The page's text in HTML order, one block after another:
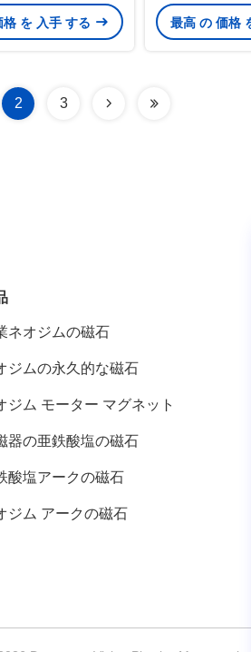
ク ネオジム磁石を曲
げました
を 入手 する
との平らな
描
最高 の 価格
2 3
ネオジムの磁石
ジムの永久的な磁石
ジム モーター マグネット
器の亜鉄酸塩の磁石
酸塩アークの磁石
ジム アークの磁石